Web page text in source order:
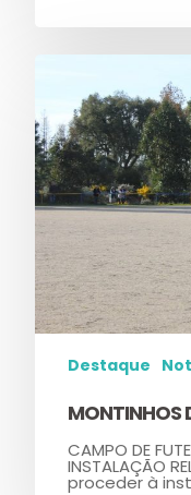
Destaque
MONTINHOS
CAMPO DE
INSTALAÇÃO
proceder à